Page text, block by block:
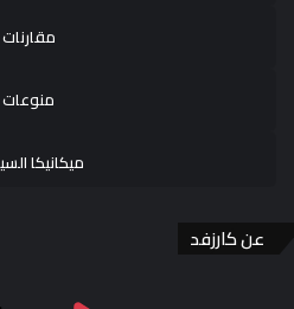
مقارنات
منوعات
ميكانيكا
عن كارزفد